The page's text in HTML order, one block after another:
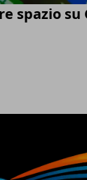
spazio su